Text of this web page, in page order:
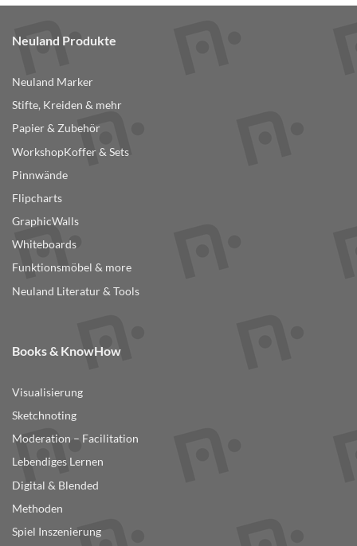
mehrere
auf.
auf
der
gewählt
werden
Neuland Produkte
Neuland Marker
Stifte, Kreiden & mehr
Papier & Zubehör
WorkshopKoffer & Sets
Pinnwände
Flipcharts
GraphicWalls
Whiteboards
Funktionsmöbel & more
Neuland Literatur & Tools
Books & KnowHow
Visualisierung
Sketchnoting
Moderation – Facilitation
Lebendiges Lernen
Digital & Blended
Methoden
Spiel Inszenierung